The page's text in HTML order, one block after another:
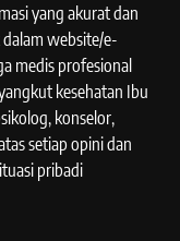
yang akurat dan
website/e-
medis profesional
kesehatan Ibu
konselor,
setiap opini dan
pribadi